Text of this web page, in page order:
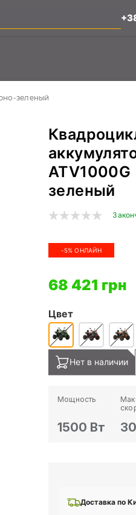
зеленый
зеленый
-5% ОНЛАЙН
68 421 грн
Цвет
Нет в наличии
Мощность
1500 Вт
Доставка по